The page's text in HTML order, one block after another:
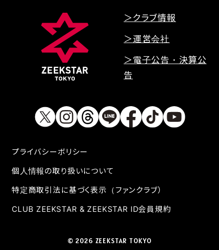
＞クラブ情報
＞運営会社
＞電子公告・決算公
告
プライバシーボリシー
個人情報の取り扱いについて
特定商取引法に基づく表示（ファンクラブ）
CLUB ZEEKSTAR & ZEEKSTAR ID会員規約
© 2026 ZEEKSTAR TOKYO